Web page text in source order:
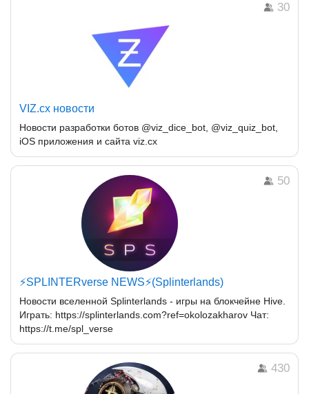
30
VIZ.cx новости
Новости разработки ботов @viz_dice_bot, @viz_quiz_bot,
iOS приложения и сайта viz.cx
50
⚡️SPLINTERverse NEWS⚡️(Splinterlands)
Новости вселенной Splinterlands - игры на блокчейне Hive.
Играть: https://splinterlands.com?ref=okolozakharov Чат:
https://t.me/spl_verse
430